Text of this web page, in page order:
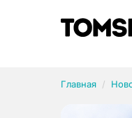
Главная
Рубрики